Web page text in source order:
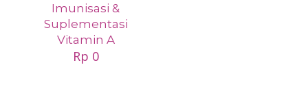
Imunisasi &
Suplementasi
Vitamin A
Rp 0